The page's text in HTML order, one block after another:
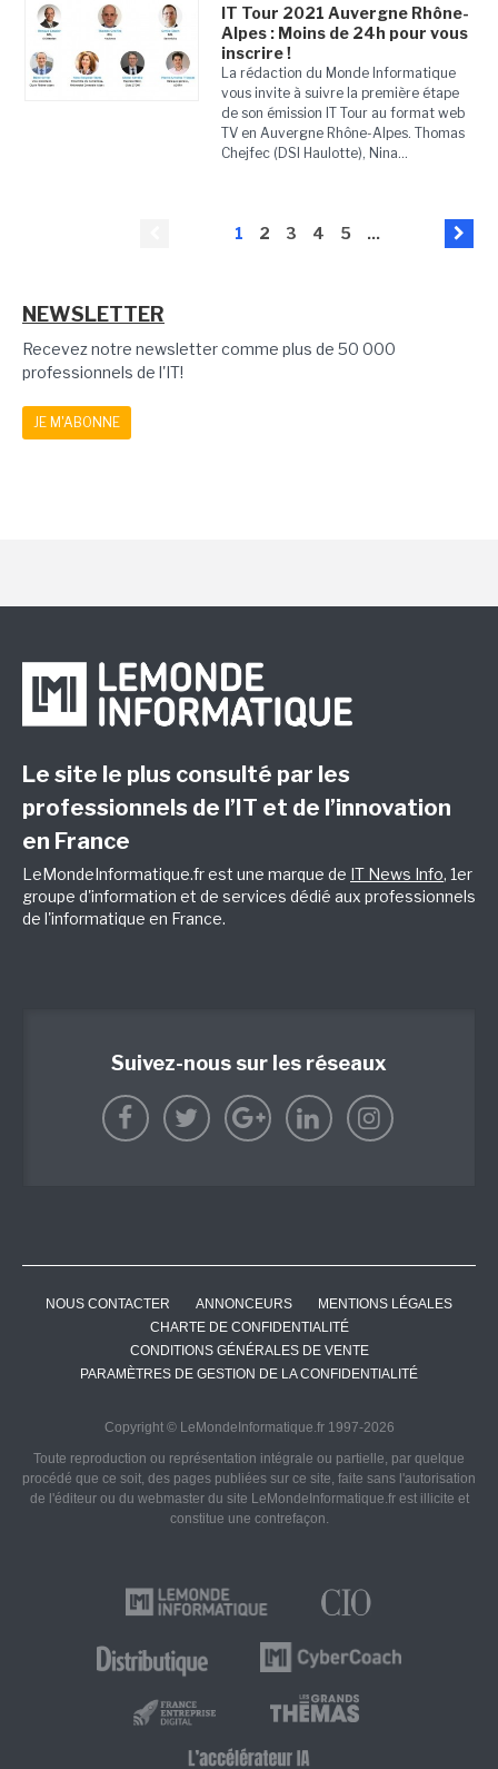
IT Tour 2021 Auvergne Rhône-
Alpes : Moins de 24h pour vous
inscrire !
La rédaction du Monde Informatique
vous invite à suivre la première étape
de son émission IT Tour au format web
TV en Auvergne Rhône-Alpes. Thomas
Chejfec (DSI Haulotte), Nina...
1 2 3 4 5 ...
NEWSLETTER
Recevez notre newsletter comme plus de 50 000
professionnels de l'IT!
JE M'ABONNE
Le site le plus consulté par les
professionnels de l’IT et de l’innovation
en France
LeMondeInformatique.fr est une marque de IT News Info, 1er
groupe d'information et de services dédié aux professionnels
de l'informatique en France.
Suivez-nous sur les réseaux
NOUS CONTACTER ANNONCEURS
MENTIONS LÉGALES
CHARTE DE CONFIDENTIALITÉ
CONDITIONS GÉNÉRALES DE VENTE
PARAMÈTRES DE GESTION DE LA CONFIDENTIALITÉ
Copyright © LeMondeInformatique.fr 1997-2026
Toute reproduction ou représentation intégrale ou partielle, par quelque
procédé que ce soit, des pages publiées sur ce site, faite sans l'autorisation
de l'éditeur ou du webmaster du site LeMondeInformatique.fr est illicite et
constitue une contrefaçon.